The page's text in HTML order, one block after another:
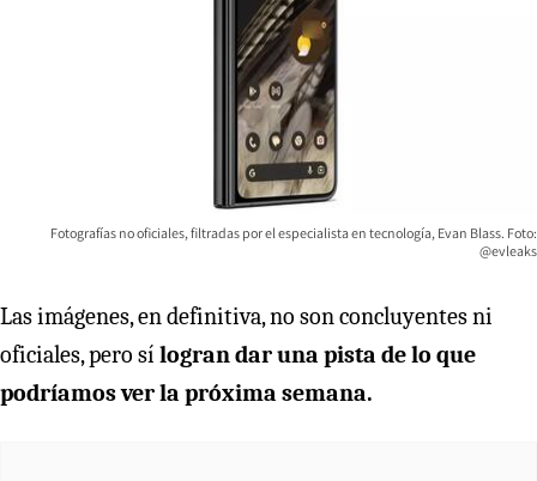
Fotografías no oficiales, filtradas por el especialista en tecnología, Evan Blass. Foto:
@evleaks
Las imágenes, en definitiva, no son concluyentes ni
oficiales, pero sí logran dar una pista de lo que
podríamos ver la próxima semana.